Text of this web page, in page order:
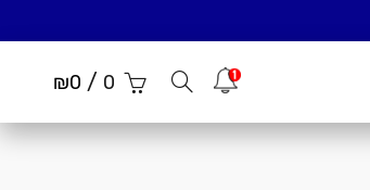
הודעות 0
/
₪0